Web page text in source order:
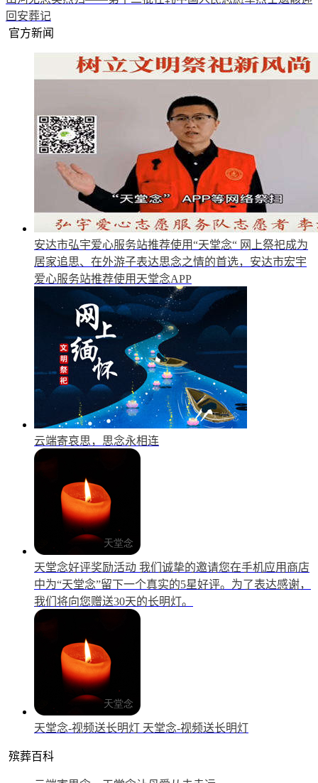
回安葬记
官方新闻
安达市弘宇爱心服务站推荐使用“天堂念“ 网上祭祀成为
居家追思、在外游子表达思念之情的首选，安达市宏宇
爱心服务站推荐使用天堂念APP
云端寄哀思，思念永相连
天堂念好评奖励活动 我们诚挚的邀请您在手机应用商店
中为“天堂念”留下一个真实的5星好评。为了表达感谢，
我们将向您赠送30天的长明灯。
天堂念-视频送长明灯 天堂念-视频送长明灯
殡葬百科